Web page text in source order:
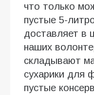
что только
пустые 5-
доставляет в
наших
складывают
сухарики для
пустые